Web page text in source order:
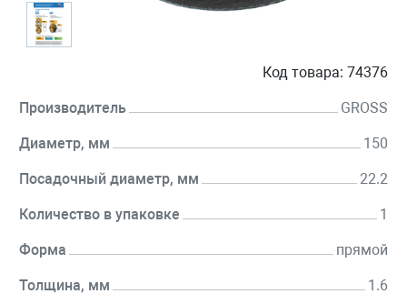
Код товара: 74376
Производитель GROSS
Диаметр, мм 150
Посадочный диаметр, мм 22.2
Количество в упаковке 1
Форма прямой
Толщина, мм 1.6